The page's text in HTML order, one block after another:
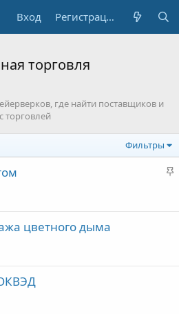
Вход Регистрация
торговля
где найти поставщиков и
торговлей
Фильтры
З
цветного дыма